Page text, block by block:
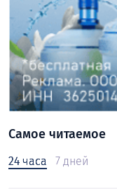
Самое читаемое
24 часа 7 дней